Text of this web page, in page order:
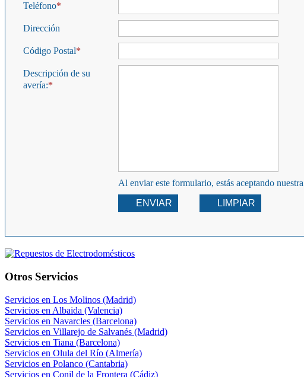
Teléfono
Dirección
Código Postal
Descripción de su
avería:
Al enviar este formulario, estás aceptando nuestra
ENVIAR
LIMPIAR
Otros Servicios
Servicios en Los Molinos (Madrid)
Servicios en Albaida (Valencia)
Servicios en Navarcles (Barcelona)
Servicios en Villarejo de Salvanés (Madrid)
Servicios en Tiana (Barcelona)
Servicios en Olula del Río (Almería)
Servicios en Polanco (Cantabria)
Servicios en Conil de la Frontera (Cádiz)